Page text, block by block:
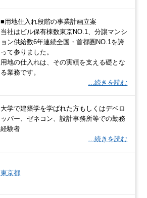
■用地仕入れ段階の事業計画立案
当社はビル保有棟数東京NO.1、分譲マンシ
ョン供給数6年連続全国・首都圏NO.1を誇
って参りました。
用地の仕入れは、その実績を支える礎とな
る業務です。
…続きを読む
大学で建築学を学ばれた方もしくはデベロ
ッパー、ゼネコン、設計事務所等での勤務
経験者
…続きを読む
東京都